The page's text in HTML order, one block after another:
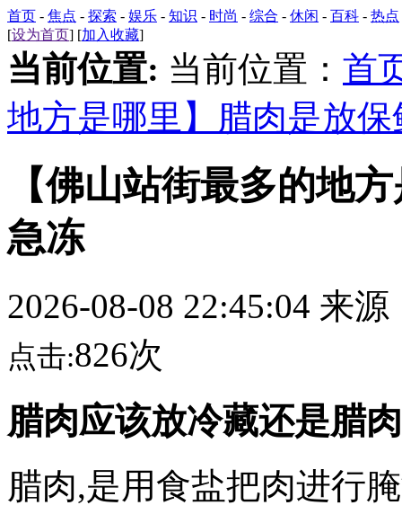
首页 - 焦点 - 探索 - 娱乐 - 知识 - 时尚 - 综合 - 休闲 - 百科 - 热点
[设为首页] [加入收藏]
当前位置: 当前位置： 首
地方是哪里】腊肉是放
【佛山站街最多的地
急冻
2026-08-08 22:45:04 来源
点击:826次
腊肉应该放冷藏还是腊
腊肉,是用食盐把肉进行